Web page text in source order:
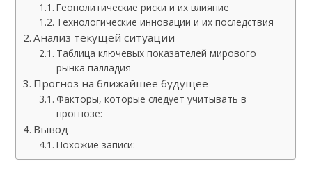
Геополитические риски и их влияние
Технологические инновации и их последствия
Анализ текущей ситуации
Таблица ключевых показателей мирового
рынка палладия
Прогноз на ближайшее будущее
Факторы, которые следует учитывать в
прогнозе:
Вывод
Похожие записи: